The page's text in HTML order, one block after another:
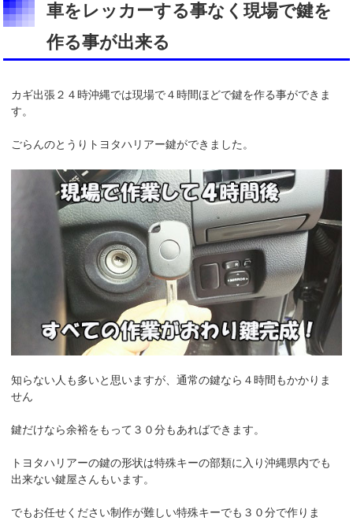
車をレッカーする事なく現場で鍵を
作る事が出来る
カギ出張２４時沖縄では現場で４時間ほどで鍵を作る事ができま
す。
ごらんのとうりトヨタハリアー鍵ができました。
知らない人も多いと思いますが、通常の鍵なら４時間もかかりま
せん
鍵だけなら余裕をもって３０分もあればできます。
トヨタハリアーの鍵の形状は特殊キーの部類に入り沖縄県内でも
出来ない鍵屋さんもいます。
でもお任せください制作が難しい特殊キーでも３０分で作りま